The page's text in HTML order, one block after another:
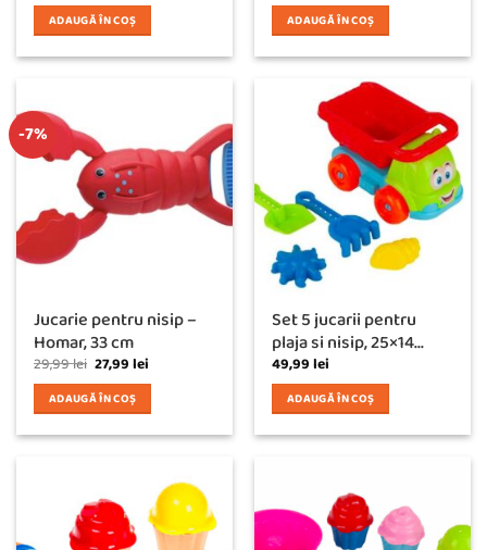
ADAUGĂ ÎN COȘ ADAUGĂ ÎN COȘ
-7%
Jucarie pentru nisip –
Homar, 33 cm
29,99lei Prețul
inițial
a
fost:
29,99 lei.
27,99lei
curent
este:
27,99 lei.
ADAUGĂ ÎN COȘ
Set 5 jucarii pentru
plaja si nisip, 25×14...
49,99lei
ADAUGĂ ÎN COȘ